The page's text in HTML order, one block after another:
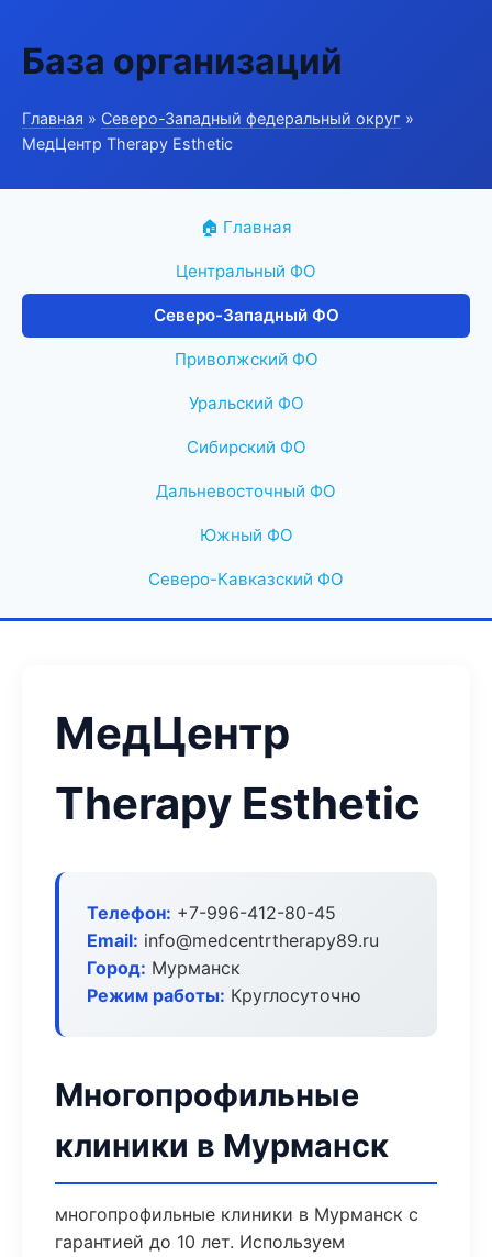
База организаций
Главная » Северо-Западный федеральный округ »
МедЦентр Therapy Esthetic
🏠 Главная
Центральный ФО
Северо-Западный ФО
Приволжский ФО
Уральский ФО
Сибирский ФО
Дальневосточный ФО
Южный ФО
Северо-Кавказский ФО
МедЦентр
Therapy Esthetic
Телефон: +7-996-412-80-45
Email: info@medcentrtherapy89.ru
Город: Мурманск
Режим работы: Круглосуточно
Многопрофильные
клиники в Мурманск
многопрофильные клиники в Мурманск с
гарантией до 10 лет. Используем